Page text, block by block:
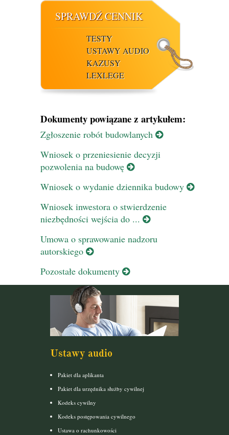
SPRAWDŹ CENNIK
TESTY
USTAWY AUDIO
KAZUSY
LEXLEGE
Dokumenty powiązane z artykułem:
Zgłoszenie robót budowlanych
Wniosek o przeniesienie decyzji
pozwolenia na budowę
Wniosek o wydanie dziennika budowy
Wniosek inwestora o stwierdzenie
niezbędności wejścia do ...
Umowa o sprawowanie nadzoru
autorskiego
Pozostałe dokumenty
Ustawy audio
Pakiet dla aplikanta
Pakiet dla urzędnika służby cywilnej
Kodeks cywilny
Kodeks postępowania cywilnego
Ustawa o rachunkowości